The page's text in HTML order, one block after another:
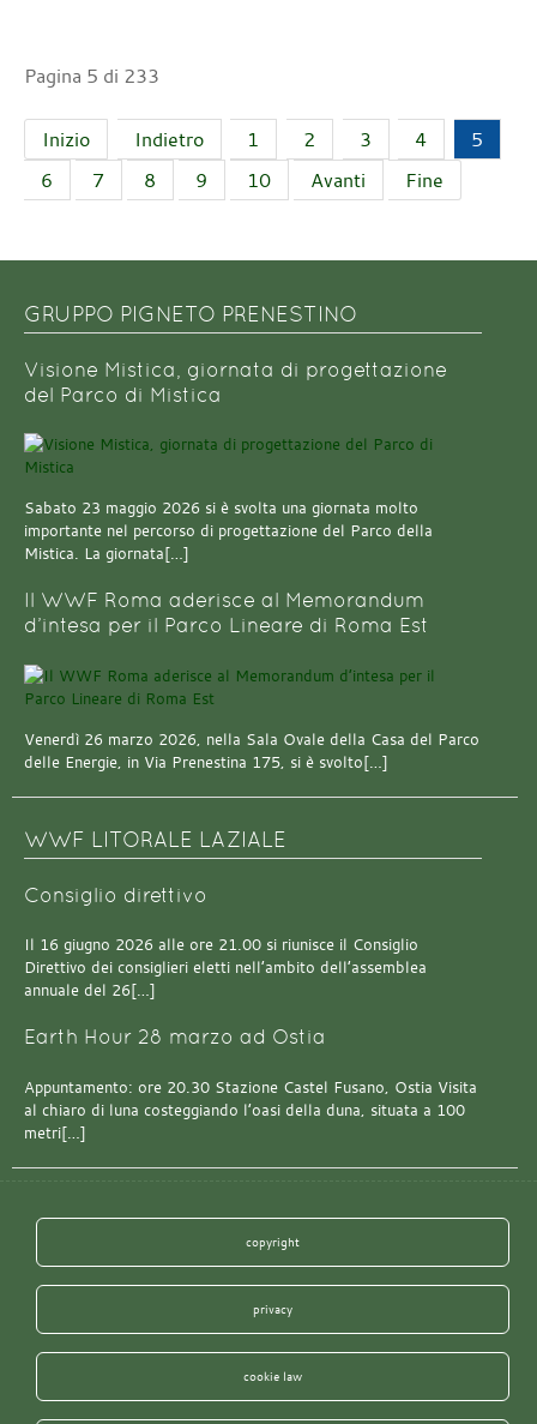
Pagina 5 di 233
Inizio Indietro 1 2 3 4
5
6
7 8 9 10 Avanti Fine
GRUPPO PIGNETO PRENESTINO
Visione Mistica, giornata di progettazione
del Parco di Mistica
Sabato 23 maggio 2026 si è svolta una giornata molto
importante nel percorso di progettazione del Parco della
Mistica. La giornata[…]
Il WWF Roma aderisce al Memorandum
d’intesa per il Parco Lineare di Roma Est
Venerdì 26 marzo 2026, nella Sala Ovale della Casa del Parco
delle Energie, in Via Prenestina 175, si è svolto[…]
WWF LITORALE LAZIALE
Consiglio direttivo
Il 16 giugno 2026 alle ore 21.00 si riunisce il Consiglio
Direttivo dei consiglieri eletti nell’ambito dell’assemblea
annuale del 26[…]
Earth Hour 28 marzo ad Ostia
Appuntamento: ore 20.30 Stazione Castel Fusano, Ostia Visita
al chiaro di luna costeggiando l’oasi della duna, situata a 100
metri[…]
copyright
privacy
cookie law